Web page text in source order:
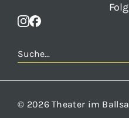
© 2026 Theater im